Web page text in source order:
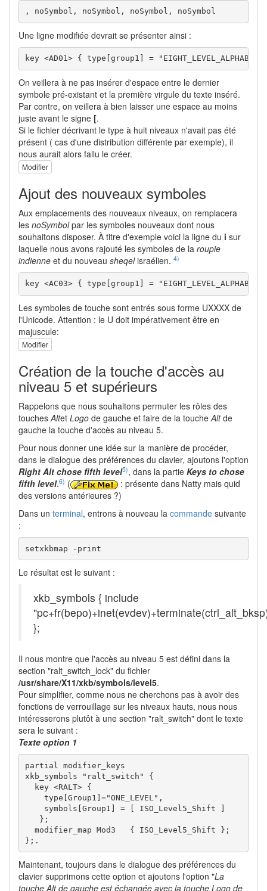
, noSymbol, noSymbol, noSymbol, noSymbol
Une ligne modifiée devrait se présenter ainsi :
key <AD01> { type[group1] =
On veillera à ne pas insérer d'espace entre le dernier
symbole pré-existant et la première virgule du texte inséré.
Par contre, on veillera à bien laisser une espace au moins
juste avant le signe [.
Si le fichier décrivant le type à huit niveaux n'avait pas été
présent ( cas d'une distribution différente par exemple), il
nous aurait alors fallu le créer.
Modifier
Ajout des nouveaux symboles
Aux emplacements des nouveaux niveaux, on remplacera
les noSymbolpar les symboles nouveaux dont nous
souhaitons disposer. À titre d'exemple voici la ligne du i sur
laquelle nous avons rajouté les symboles de la roupie
indienne et du nouveau sheqelisraélien. 4)
key <AC03> { type[group1] =
Les symboles de touche sont entrés sous forme UXXXX de
l'Unicode. Attention : le U doit impérativement être en
majuscule:
Modifier
Création de la touche d'accès au
niveau 5 et supérieurs
Rappelons que nous souhaitons permuter les rôles des
touchesAltet Logo de gauche et faire de la toucheAltde
gauche la touche d'accès au niveau 5.
Pour nous donner une idée sur la manière de procéder,
dans le dialogue des préférences du clavier, ajoutons l'option
Right Alt chose fifth level5), dans la partie Keys to chose
fifth level.6) (
: présente dans Natty mais quid
des versions antérieures ?)
Dans un terminal, entrons à nouveau la commande suivante
:
setxkbmap -print
Le résultat est le suivant :
xkb_symbols { include
};
Il nous montre que l'accès au niveau 5 est défini dans la
section "ralt_switch_lock" du fichier
/usr/share/X11/xkb/symbols/level5.
Pour simplifier, comme nous ne cherchons pas à avoir des
fonctions de verrouillage sur les niveaux hauts, nous nous
intéresserons plutôt à une section "ralt_switch" dont le texte
sera le suivant :
Texte option 1
partial modifier_keys
xkb_symbols "ralt_switch" {
  key <RALT> {
    type[Group1]="ONE_LEVEL",
    symbols[Group1] = [ ISO_Level5_Shift ]
   };
  modifier_map Mod3   { ISO_Level5_Shift };
};.
Maintenant, toujours dans le dialogue des préférences du
clavier supprimons cette option et ajoutons l'option "La
touche Alt de gauche est échangée avec la touche Logo de